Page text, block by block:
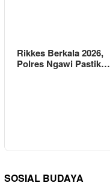
Rikkes Berkala 2026,
Polres Ngawi Pastik…
SOSIAL BUDAYA